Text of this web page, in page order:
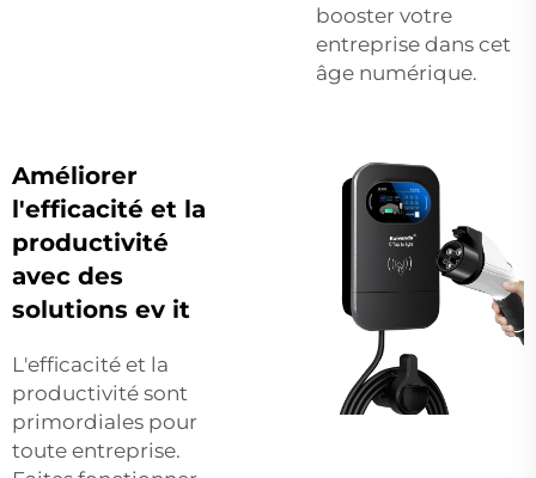
booster votre
entreprise dans cet
âge numérique.
Améliorer
l'efficacité et la
productivité
avec des
solutions ev it
L'efficacité et la
productivité sont
primordiales pour
toute entreprise.